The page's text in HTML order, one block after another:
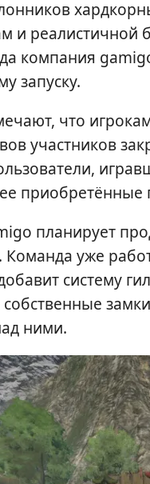
и реалистичной
компания
запуску.
что
участников
планирует
Команда уже
систему
собственные
ними.